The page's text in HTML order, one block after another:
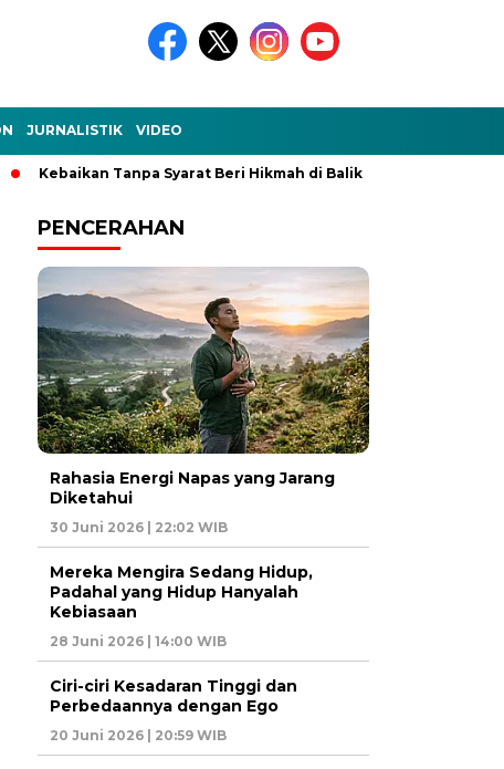
JURNALISTIK VIDEO
Tanpa Syarat Beri Hikmah di Balik Setiap Kejadian
PENCERAHAN
Rahasia Energi Napas yang Jarang
Diketahui
30 Juni 2026 | 22:02 WIB
Mereka Mengira Sedang Hidup,
Padahal yang Hidup Hanyalah
Kebiasaan
28 Juni 2026 | 14:00 WIB
Ciri-ciri Kesadaran Tinggi dan
Perbedaannya dengan Ego
20 Juni 2026 | 20:59 WIB